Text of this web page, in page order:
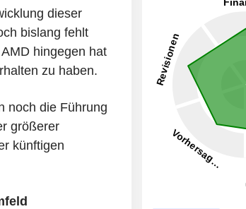
dieser
bislang fehlt
hingegen hat
zu haben.
noch die Führung
größerer
künftigen